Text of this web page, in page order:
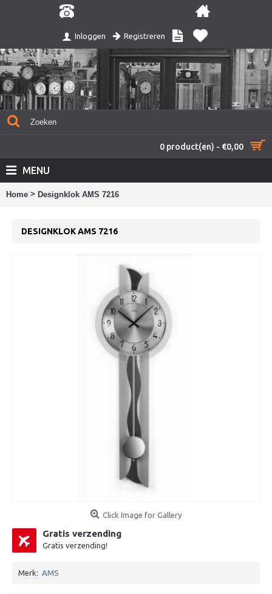
Inloggen Registreren
0 product(en) - €0,00
MENU
Home > Designklok AMS 7216
DESIGNKLOK AMS 7216
Click Image for Gallery
Gratis verzending
Gratis verzending!
Merk: AMS